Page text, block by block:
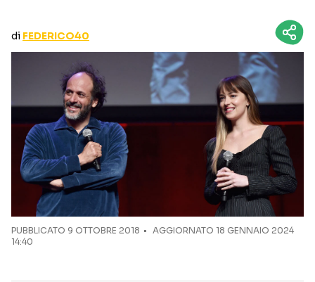
CURIOSITÀ
RECENSIONI
Seguici sui social
di FEDERICO40
PUBBLICATO 9 OTTOBRE 2018
AGGIORNATO 18 GENNAIO 2024
14:40